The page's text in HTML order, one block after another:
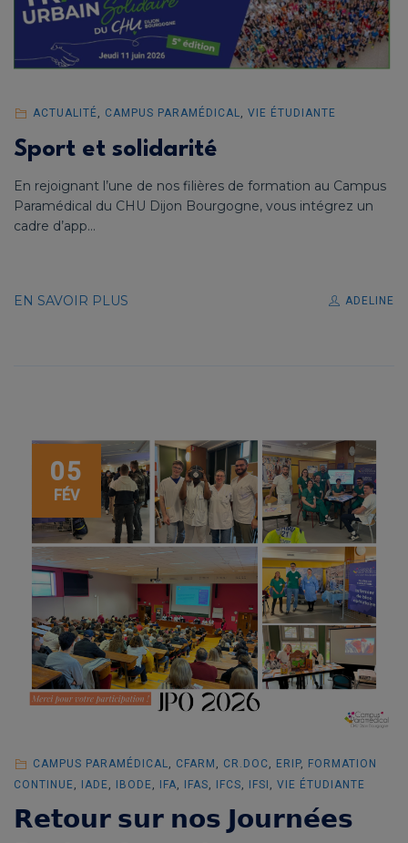
ACTUALITÉ CAMPUS PARAMÉDICAL VIE ÉTUDIANTE
Sport et solidarité
En rejoignant l’une de nos filières de formation au Campus
Paramédical du CHU Dijon Bourgogne, vous intégrez un
cadre d’app...
EN SAVOIR PLUS ADELINE
05
FÉV
CAMPUS PARAMÉDICAL, CFARM , CR.DOC, ERIP, FORMATION
CONTINUE, IADE, IBODE, IFA, IFAS, IFCS, IFSI , VIE ÉTUDIANTE
𝗥𝗲𝘁𝗼𝘂𝗿 𝘀𝘂𝗿 𝗻𝗼𝘀 𝗝𝗼𝘂𝗿𝗻𝗲́𝗲𝘀